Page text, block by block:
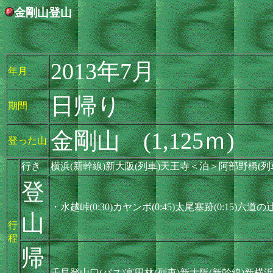
金剛山登山
年月 2013年7月
期間 日帰り
登った山 金剛山 (1,125ｍ)
行
程
行き 横浜(新幹線)新大阪(列車)天王寺＜泊＞阿部野橋(
登
山
・水越峠(0:30)カヤンボ(0:45)太尾塞跡(0:15)六道の
帰